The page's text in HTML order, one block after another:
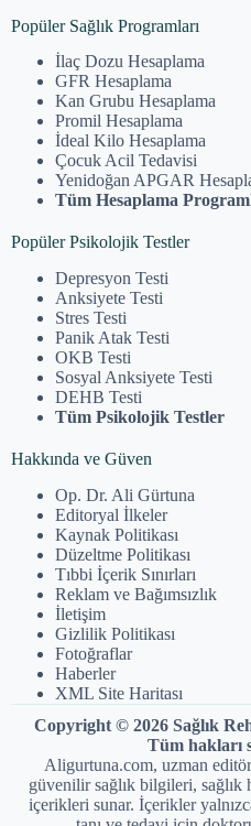
Popüler Sağlık Programları
İlaç Dozu Hesaplama
GFR Hesaplama
Kan Grubu Hesaplama
Promil Hesaplama
İdeal Kilo Hesaplama
Çocuk Acil Tedavisi
Yenidoğan APGAR
Tüm Hesaplama
Popüler Psikolojik Testler
Depresyon Testi
Anksiyete Testi
Stres Testi
Panik Atak Testi
OKB Testi
Sosyal Anksiyete Testi
DEHB Testi
Tüm Psikolojik Testler
Hakkında ve Güven
Op. Dr. Ali Gürtuna
Editoryal İlkeler
Kaynak Politikası
Düzeltme Politikası
Tıbbi İçerik Sınırları
Reklam ve Bağımsızlık
İletişim
Gizlilik Politikası
Fotoğraflar
Haberler
XML Site Haritası
Copyright © 2026 Sağlık
Tüm hakları
Aligurtuna.com, uzman
güvenilir sağlık bilgileri, sağlık
içerikleri sunar. İçerikler